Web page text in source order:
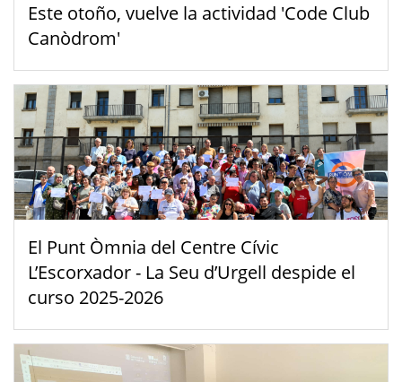
Este otoño, vuelve la actividad 'Code Club
Canòdrom'
El Punt Òmnia del Centre Cívic
L’Escorxador - La Seu d’Urgell despide el
curso 2025-2026